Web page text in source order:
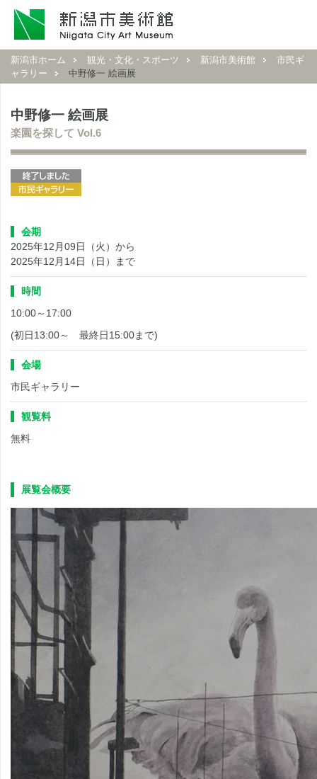
新潟市ホーム 観光・文化・スポーツ 新潟市美術館
市民ギ
ャラリー
中野修一 絵画展
中野修一 絵画展
楽園を探して Vol.6
会期
2025年12月09日（火）から
2025年12月14日（日）まで
時間
10:00～17:00
(初日13:00～ 最終日15:00まで)
会場
市民ギャラリー
観覧料
無料
展覧会概要